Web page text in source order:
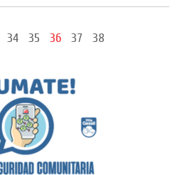
34 35 36 37
38